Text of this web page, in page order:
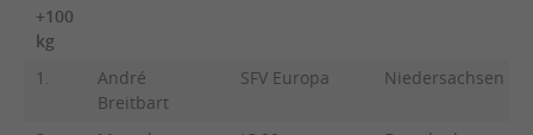
+100
kg
1.
André
Breitbart
SFV Europa Niedersachsen